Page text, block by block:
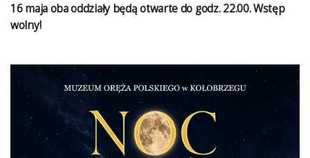
16 maja oba oddziały będą otwarte do godz. 22.00. Wstęp
wolny!